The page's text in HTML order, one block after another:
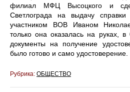
филиал МФЦ Высоцкого и
Светлограда на выдачу
участником ВОВ Иваном
только она оказалась на руках, в
документы на получение
было готово и само удостоверение.
Рубрика: ОБЩЕСТВО